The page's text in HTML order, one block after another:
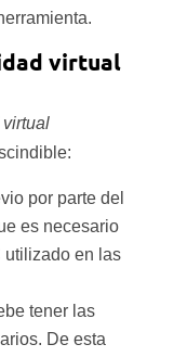
virtual
por parte del
es necesario
utilizado en las
tener las
De esta